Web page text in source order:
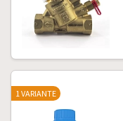
1 VARIANTE